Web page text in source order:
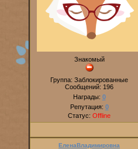
Знакомый
Группа: Заблокированные
Сообщений: 196
Награды: 0
Репутация: 0
Статус: Offline
ЕленаВладимировна